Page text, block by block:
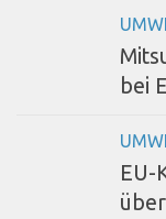
bei
EU-